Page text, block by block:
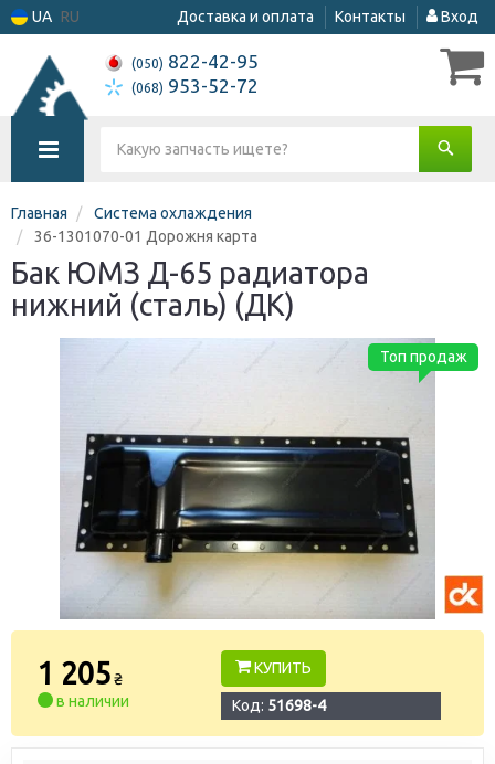
UA RU Доставка и оплата Контакты Вход
(050) 822-42-95
(068) 953-52-72
Главная
Система охлаждения
36-1301070-01 Дорожня карта
Бак ЮМЗ Д-65 радиатора
нижний (сталь) (ДК)
Топ продаж
1 205₴
в наличии
КУПИТЬ
Код: 51698-4